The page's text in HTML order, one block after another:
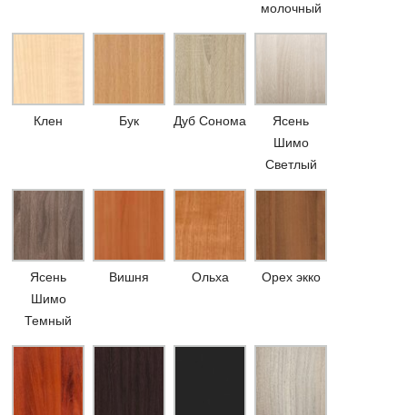
молочный
Клен Бук Дуб Сонома
Ясень
Шимо
Светлый
Ясень
Шимо
Темный
Вишня Ольха Орех экко